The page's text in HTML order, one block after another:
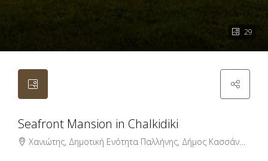
29
Seafront Mansion in Chalkidiki
Χανιώτης, Δημοτική Ενότητα Παλλήνης, Δήμος Κασσάνδρας, Περιφερειακή Ενότητα Χαλκιδικής, Περιφέρεια Κεντρικής Μακεδονίας, Αποκεντρωμένη Διοίκηση Μακεδονίας - Θράκης, 630 85, Ελλάδα